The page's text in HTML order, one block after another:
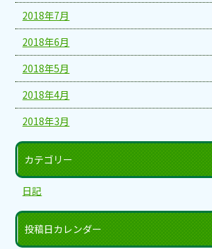
2018年7月
2018年6月
2018年5月
2018年4月
2018年3月
カテゴリー
日記
投稿日カレンダー